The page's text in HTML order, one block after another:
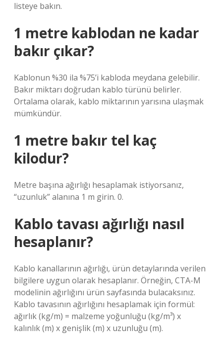
listeye bakın.
1 metre kablodan ne kadar
bakır çıkar?
Kablonun %30 ila %75’i kabloda meydana gelebilir.
Bakır miktarı doğrudan kablo türünü belirler.
Ortalama olarak, kablo miktarının yarısına ulaşmak
mümkündür.
1 metre bakır tel kaç
kilodur?
Metre başına ağırlığı hesaplamak istiyorsanız,
“uzunluk” alanına 1 m girin. 0.
Kablo tavası ağırlığı nasıl
hesaplanır?
Kablo kanallarının ağırlığı, ürün detaylarında verilen
bilgilere uygun olarak hesaplanır. Örneğin, CTA-M
modelinin ağırlığını ürün sayfasında bulacaksınız.
Kablo tavasının ağırlığını hesaplamak için formül:
ağırlık (kg/m) = malzeme yoğunluğu (kg/m³) x
kalınlık (m) x genişlik (m) x uzunluğu (m).